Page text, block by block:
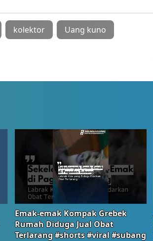
kolektor Uang kuno
Emak-emak Kompak Grebek
Rumah Diduga Jual Obat
Terlarang #shorts #viral #subang